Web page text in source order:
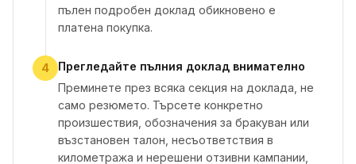
пълен подробен доклад обикновено е
платена покупка.
4
Прегледайте пълния доклад внимателно
Преминете през всяка секция на доклада, не
само резюмето. Търсете конкретно
произшествия, обозначения за бракуван или
възстановен талон, несъответствия в
километража и нерешени отзивни кампании,